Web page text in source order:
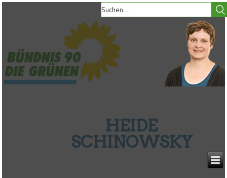
HEIDE
SCHINOWSKY